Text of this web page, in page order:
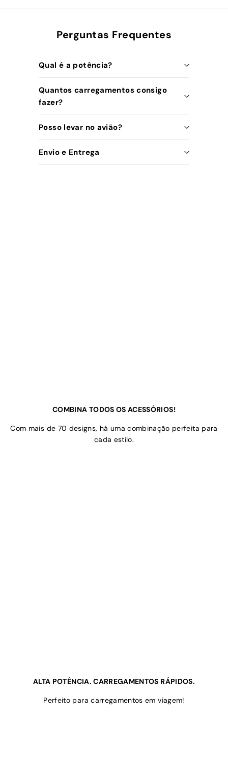
Perguntas Frequentes
Qual é a potência?
Quantos carregamentos consigo
fazer?
Posso levar no avião?
Envio e Entrega
COMBINA TODOS OS ACESSÓRIOS!
Com mais de 70 designs, há uma combinação perfeita para
cada estilo.
ALTA POTÊNCIA. CARREGAMENTOS RÁPIDOS.
Perfeito para carregamentos em viagem!